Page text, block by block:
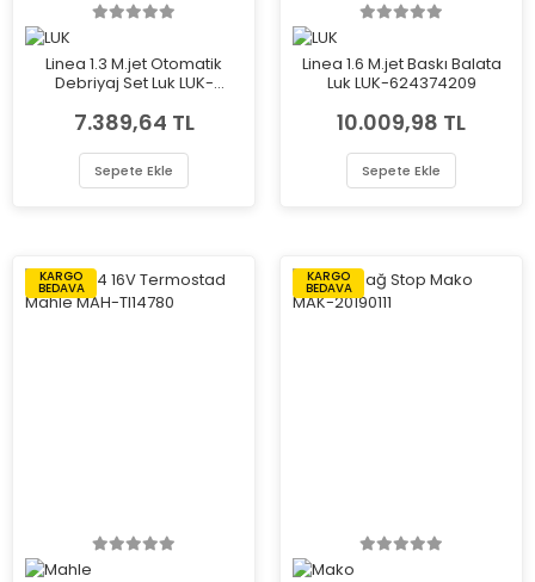
Linea 1.3 M.jet Otomatik
Debriyaj Set Luk LUK-
7.389,64 TL
Sepete Ekle
Linea 1.6 M.jet Baskı Balata
Luk LUK-624374209
10.009,98 TL
Sepete Ekle
KARGO
BEDAVA
KARGO
BEDAVA